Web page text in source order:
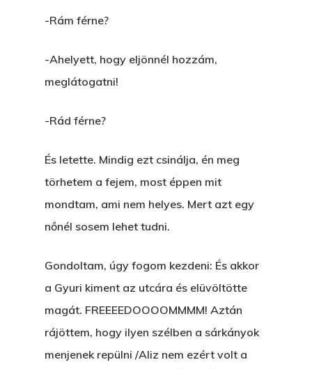
-Rám férne?
-Ahelyett, hogy eljönnél hozzám,
meglátogatni!
-Rád férne?
És letette. Mindig ezt csinálja, én meg
törhetem a fejem, most éppen mit
mondtam, ami nem helyes. Mert azt egy
nőnél sosem lehet tudni.
Gondoltam, úgy fogom kezdeni: És akkor
a Gyuri kiment az utcára és elüvöltötte
magát. FREEEEDOOOOMMMM! Aztán
rájöttem, hogy ilyen szélben a sárkányok
menjenek repülni /Aliz nem ezért volt a